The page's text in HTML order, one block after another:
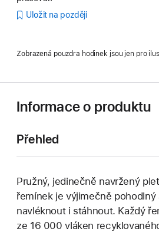
Uložit na později
Zobrazená pouzdra hodinek jsou jen pro
Informace o produktu
Přehled
Pružný, jedinečně navržený
řemínek je výjimečně pohodlný
navléknout i stáhnout. Každý
ze 16 000 vláken